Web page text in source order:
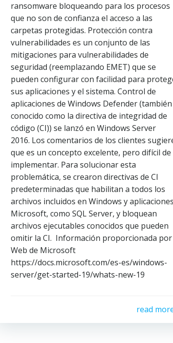
ransomware bloqueando para los procesos
que no son de confianza el acceso a las
carpetas protegidas. Protección contra
vulnerabilidades es un conjunto de las
mitigaciones para vulnerabilidades de
seguridad (reemplazando EMET) que se
pueden configurar con facilidad para
sus aplicaciones y el sistema. Control de
aplicaciones de Windows Defender (también
conocido como la directiva de integridad de
código (CI)) se lanzó en Windows Server
2016. Los comentarios de los clientes
que es un concepto excelente, pero difícil de
implementar. Para solucionar esta
problemática, se crearon directivas de CI
predeterminadas que habilitan a todos los
archivos incluidos en Windows y
Microsoft, como SQL Server, y bloquean
archivos ejecutables conocidos que pueden
omitir la CI. Información proporcionada por
Web de Microsoft
https://docs.microsoft.com/es-es/windows-
server/get-started-19/whats-new-19
read